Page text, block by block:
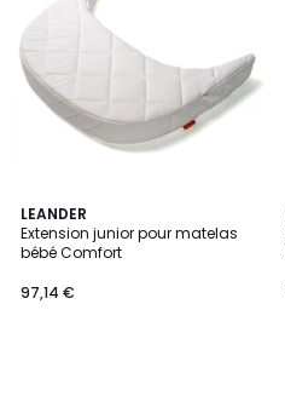
LEANDER
Extension junior pour matelas
bébé Comfort
97,14 €